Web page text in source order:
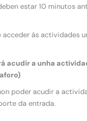
estar 10 minutos
ás actividades
acudir a unha
poder acudir a
da entrada.